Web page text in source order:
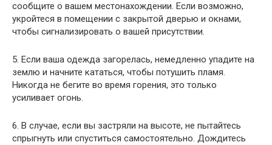
сообщите о вашем местонахождении. Если возможно,
укройтеся в помещении с закрытой дверью и окнами,
чтобы сигнализировать о вашей присутствии.
5. Если ваша одежда загорелась, немедленно упадите на
землю и начните кататься, чтобы потушить пламя.
Никогда не бегите во время горения, это только
усиливает огонь.
6. В случае, если вы застряли на высоте, не пытайтесь
спрыгнуть или спуститься самостоятельно. Дождитесь